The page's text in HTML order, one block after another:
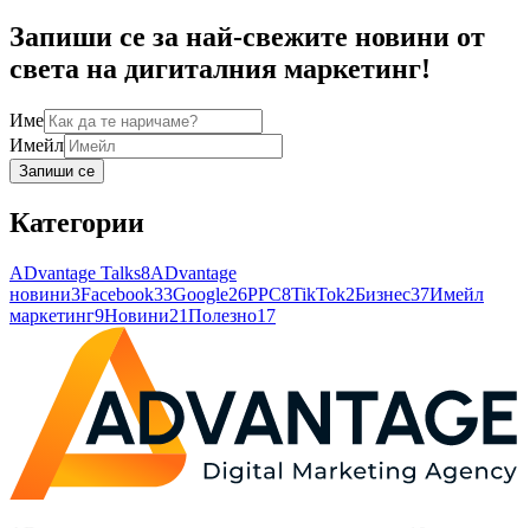
Запиши се за най-свежите новини от
света на дигиталния маркетинг!
Име
Имейл
Запиши се
Категории
ADvantage Talks8ADvantage
новини3Facebook33Google26PPC8TikTok2Бизнес37Имейл
маркетинг9Новини21Полезно17